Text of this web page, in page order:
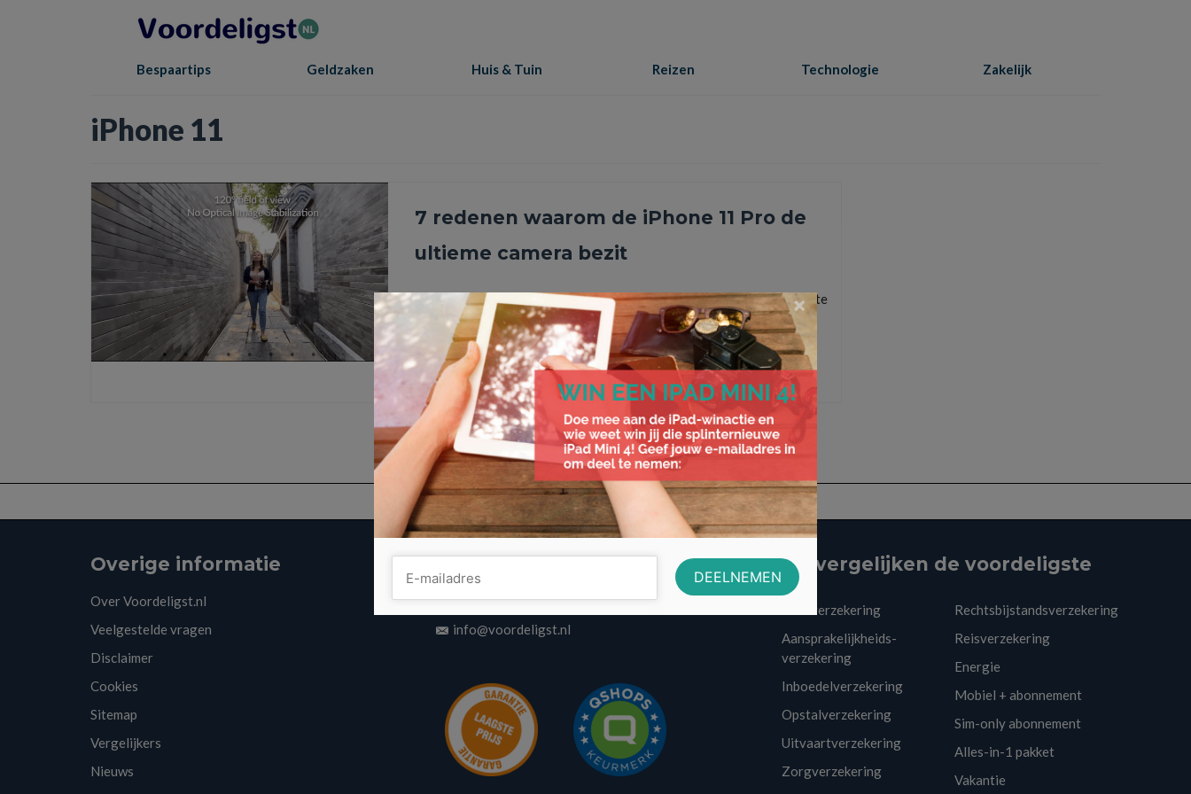
Bespaartips Geldzaken Huis & Tuin Reizen Technologie Zakelijk
iPhone 11
7 redenen waarom de iPhone 11 Pro de
ultieme camera bezit
De iPhone 11 Pro is zonder enige twijfel een mooi staaltje techniek te
noemen en is tevens het nieuwe paradepaardje …Lees Meer
camera,deep fusion,groothoeklens,iPhone iPhone 11,iPhone 11 Pro,iPhone 11 Pro Max nachtmodus
slow mption video,stabilisatie video
Overige informatie
Over Voordeligst.nl
Veelgestelde vragen
Disclaimer
Cookies
Sitemap
Vergelijkers
Nieuws
Contactinformatie
Volo Media
info@voordeligst.nl
wij vergelijken de voordeligste
Autoverzekering
Aansprakelijkheids-
verzekering
Inboedelverzekering
Opstalverzekering
Uitvaartverzekering
Zorgverzekering
Rechtsbijstandsverzekering
Reisverzekering
Energie
Mobiel + abonnement
Sim-only abonnement
Alles-in-1 pakket
Vakantie
×